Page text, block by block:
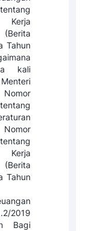
Kerja
Tahun
kali
Kerja
Tahun
2019
Bagi